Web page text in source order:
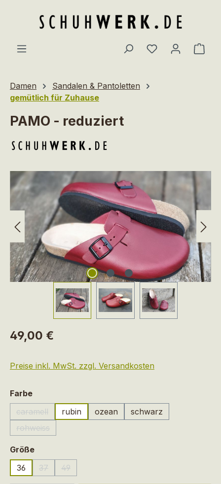
Du hast 0
Damen
Sandalen & Pantoletten
gemütlich für Zuhause
PAMO - reduziert
Bildergalerie überspringen
Regulärer Preis:
49,00 €
Preise inkl. MwSt. zzgl. Versandkosten
Farbeauswählen
caramell
(Diese Option ist zurzeit nicht verfügbar.)
rubin ozean
schwarz
rohweiss
(Diese Option ist zurzeit nicht verfügbar.)
Größeauswählen
36
37
(Diese Option ist zurzeit nicht verfügbar.)
49
(Diese Option ist zurzeit nicht verfügbar.)